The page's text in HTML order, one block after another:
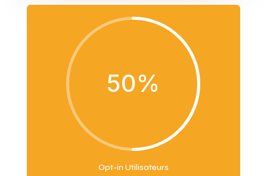
50%
Opt-in Utilisateurs